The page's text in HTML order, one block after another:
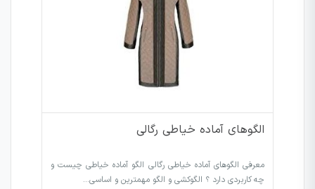
الگوهای آماده خیاطی رگالی
معرفی الگوهای آماده خیاطی رگالی الگو آماده خیاطی چیست و
چه کاربردی دارد ؟ الگوکشی و الگو مهمترین و اساسی…